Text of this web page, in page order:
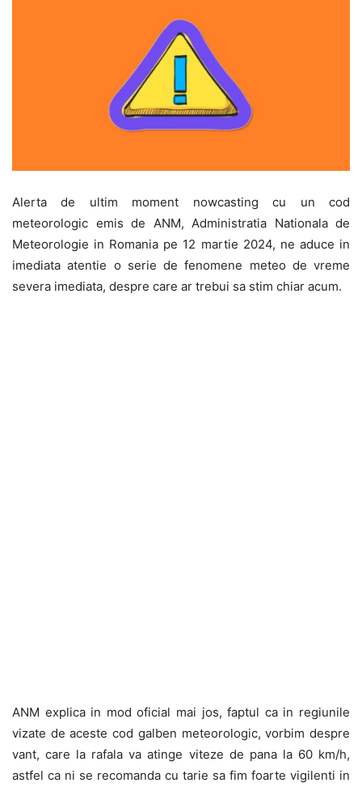
Alerta de ultim moment nowcasting cu un cod
meteorologic emis de ANM, Administratia Nationala de
Meteorologie in Romania pe 12 martie 2024, ne aduce in
imediata atentie o serie de fenomene meteo de vreme
severa imediata, despre care ar trebui sa stim chiar acum.
ANM explica in mod oficial mai jos, faptul ca in regiunile
vizate de aceste cod galben meteorologic, vorbim despre
vant, care la rafala va atinge viteze de pana la 60 km/h,
astfel ca ni se recomanda cu tarie sa fim foarte vigilenti in